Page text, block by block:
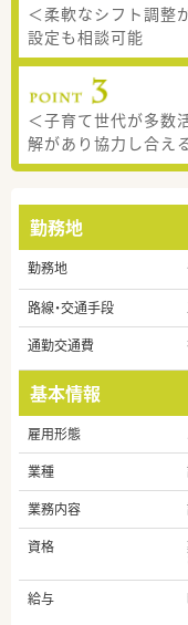
＜柔軟なシフト調整
設定も相談可能
＜子育て世代が多数
解があり協力し合え
勤務地
勤務地
路線・交通手段
通勤交通費
基本情報
雇用形態
業種
業務内容
資格
給与